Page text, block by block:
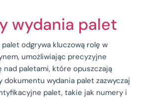
wydania palet
odgrywa kluczową rolę w
umożliwiając precyzyjne
nad paletami, które opuszczają
dokumentu wydania palet zazwyczaj
palet, takie jak numery i